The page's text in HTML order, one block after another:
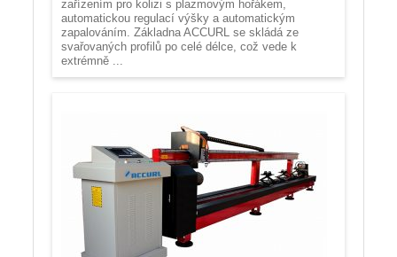
zařízením pro kolizi s plazmovým hořákem,
automatickou regulací výšky a automatickým
zapalováním. Základna ACCURL se skládá ze
svařovaných profilů po celé délce, což vede k
extrémně ...